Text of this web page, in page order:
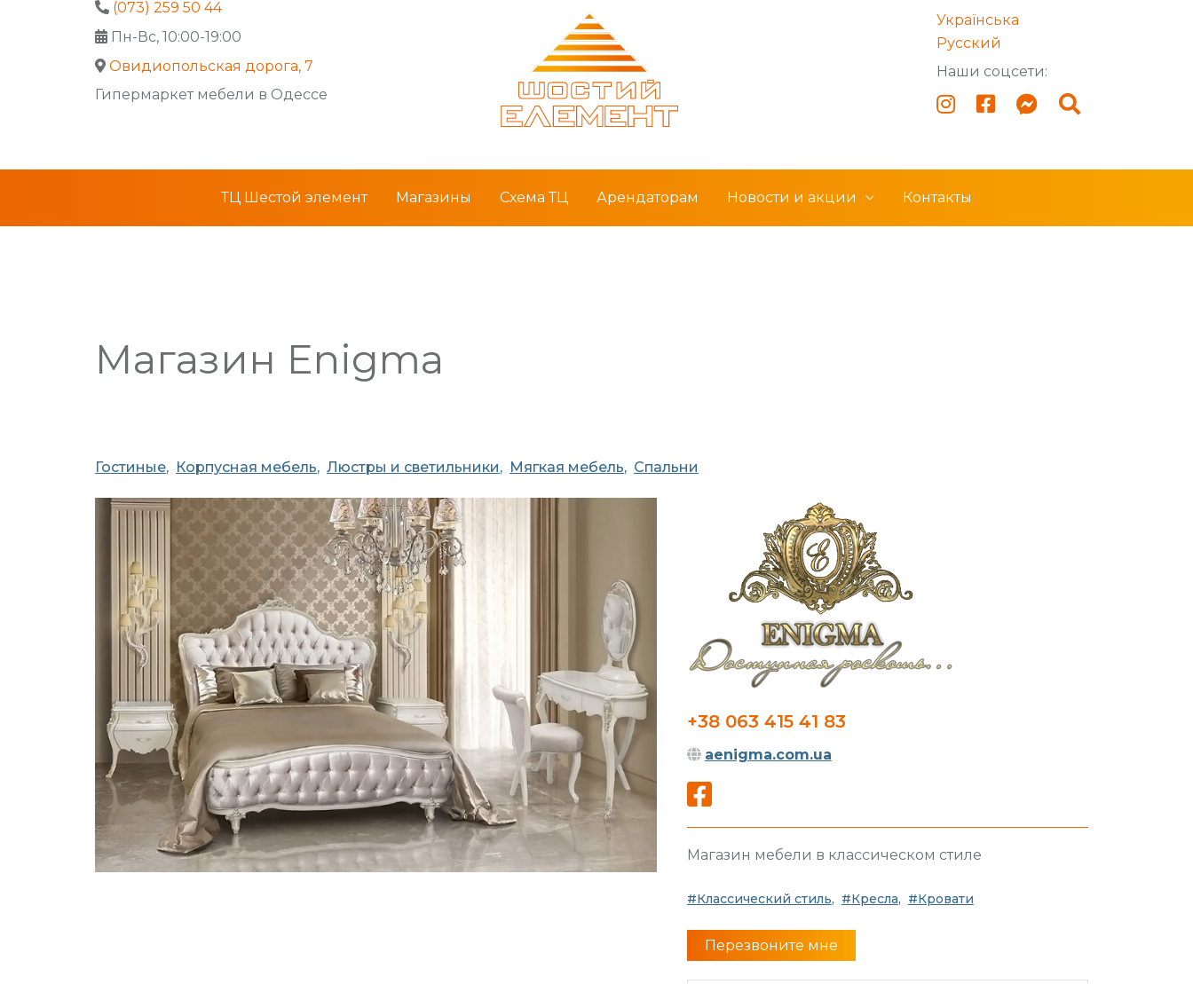
(073) 259 50 44
Пн-Вс, 10:00-19:00
Овидиопольская дорога, 7
Гипермаркет мебели в Одессе
Українська
Русский
Наши соцсети:
ТЦ Шестой элемент Магазины Схема ТЦ Арендаторам Новости и акции Контакты
Магазин Enigma
Гостиные Корпусная мебель Люстры и светильники Мягкая мебель Спальни
+38 063 415 41 83
aenigma.com.ua
Магазин мебели в классическом стиле
Классический стиль Кресла Кровати
Перезвоните мне